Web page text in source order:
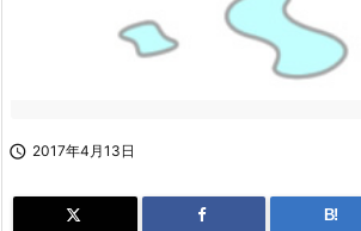
 2017年4月13日
B!